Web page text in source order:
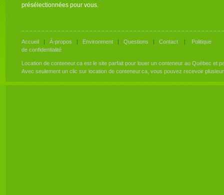
présélectionnées pour vous.
Accueil | À-propos | Environment | Questions | Contact | Politique
de confidentialité
Location de conteneur.ca est le site parfait pour louer un conteneur au Québec et
Avec seulement un clic sur location de conteneur.ca, vous pouvez recevoir